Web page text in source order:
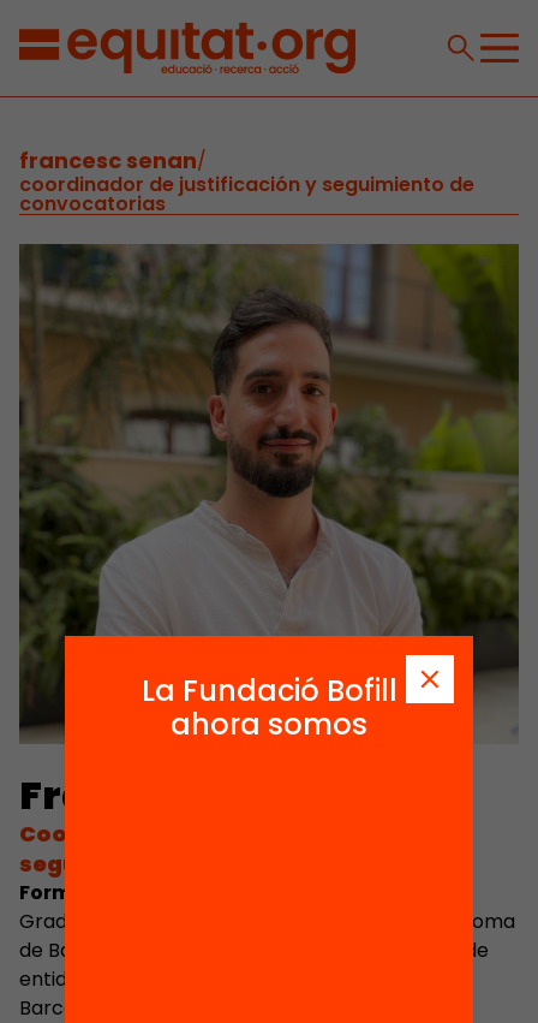
francesc senan/
coordinador de justificación y seguimiento de
convocatorias
Francesc Senan
Coordinador de justificación y
seguimiento de convocatorias
Formación
Graduado en Economía por la Universitat Autònoma
de Barcelona y Máster en Dirección Financiera de
entidades no lucrativas por la Universitat de
Barcelona.
La Fundació Bofill
ahora somos